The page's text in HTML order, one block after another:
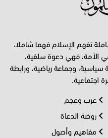
تفهم الإسلام فهما شاملا،
الأمة، فهي دعوة سلفية،
وجماعة رياضية، ورابطة
اجتماعية.
عرب وعجم
روضة الدعاة
مفاهيم وأصول